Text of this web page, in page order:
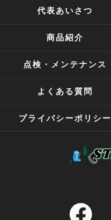
代表あいさつ
商品紹介
点検・メンテナンス
よくある質問
プライバシーポリシー